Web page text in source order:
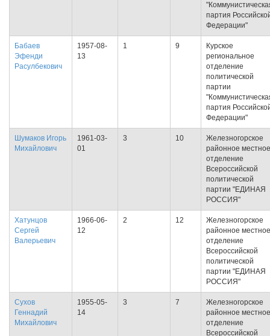
партия
Федерации"
Бабаев
Эфенди
Расулбекович
1957-08-
13
1 9
Курское
региональное
отделение
политической
партии
партия
Федерации"
Шумаков Игорь
Михайлович
1961-03-
01
3 10
Железногорское
районное местное
отделение
Всероссийской
политической
партии "ЕДИНАЯ
РОССИЯ"
Хатунцов
Сергей
Валерьевич
1966-06-
12
2 12
Железногорское
районное местное
отделение
Всероссийской
политической
партии "ЕДИНАЯ
РОССИЯ"
Сухов
Геннадий
Михайлович
1955-05-
14
3 7
Железногорское
районное местное
отделение
Всероссийской